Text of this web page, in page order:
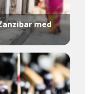
med